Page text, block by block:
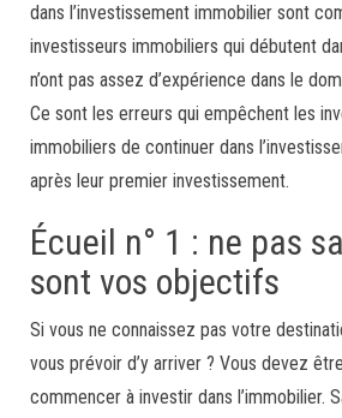
dans l’investissement immobilier sont
investisseurs immobiliers qui débutent
n’ont pas assez d’expérience dans le
Ce sont les erreurs qui empêchent les
immobiliers de continuer dans
après leur premier investissement.
Écueil n° 1 : ne pas
sont vos objectifs
Si vous ne connaissez pas votre
vous prévoir d’y arriver ? Vous devez
commencer à investir dans l’immobilier.